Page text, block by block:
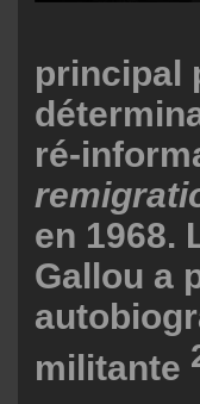
principal
ré-
en 1968.
Gallou a
militante